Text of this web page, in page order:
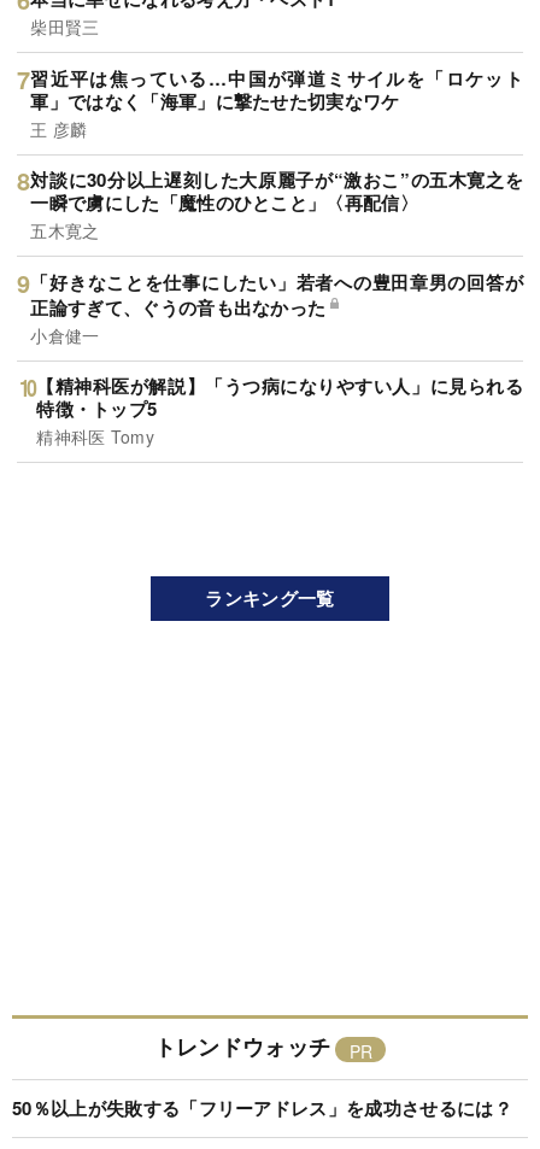
柴田賢三
習近平は焦っている…中国が弾道ミサイルを「ロケット
軍」ではなく「海軍」に撃たせた切実なワケ
王 彦麟
対談に30分以上遅刻した大原麗子が“激おこ”の五木寛之を
一瞬で虜にした「魔性のひとこと」〈再配信〉
五木寛之
「好きなことを仕事にしたい」若者への豊田章男の回答が
正論すぎて、ぐうの音も出なかった
小倉健一
【精神科医が解説】「うつ病になりやすい人」に見られる
特徴・トップ5
精神科医 Tomy
ランキング一覧
トレンドウォッチ
50％以上が失敗する「フリーアドレス」を成功させるには？